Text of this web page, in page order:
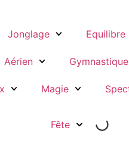
Jonglage Equilibre
Aérien Gymnastique
Magie
Fête